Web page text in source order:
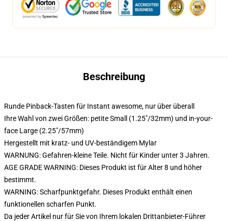
Beschreibung
Runde Pinback-Tasten für Instant awesome, nur über überall
Ihre Wahl von zwei Größen: petite Small (1.25"/32mm) und in-your-
face Large (2.25"/57mm)
Hergestellt mit kratz- und UV-beständigem Mylar
WARNUNG: Gefahren-kleine Teile. Nicht für Kinder unter 3 Jahren.
AGE GRADE WARNING: Dieses Produkt ist für Alter 8 und höher
bestimmt.
WARNING: Scharfpunktgefahr. Dieses Produkt enthält einen
funktionellen scharfen Punkt.
Da jeder Artikel nur für Sie von Ihrem lokalen Drittanbieter-Führer